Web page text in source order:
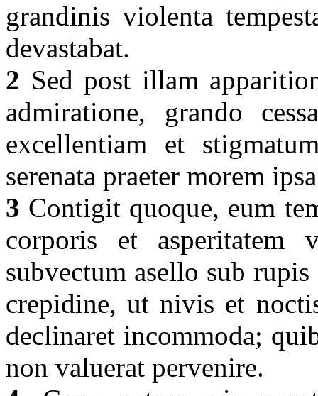
grandinis violenta
devastabat.
2 Sed post illam
admiratione, grando
excellentiam et
serenata praeter morem
3 Contigit quoque, eum
corporis et asperitatem
subvectum asello sub
crepidine, ut nivis et
declinaret incommoda;
non valuerat pervenire.